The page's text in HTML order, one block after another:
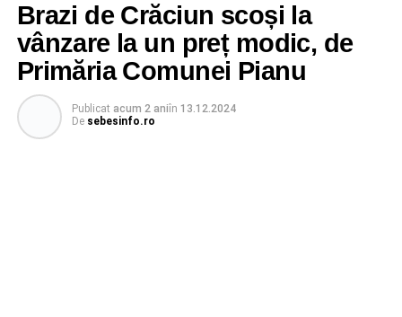
Brazi de Crăciun scoși la
vânzare la un preț modic, de
Primăria Comunei Pianu
Publicat acum 2 aniîn 13.12.2024
De sebesinfo.ro